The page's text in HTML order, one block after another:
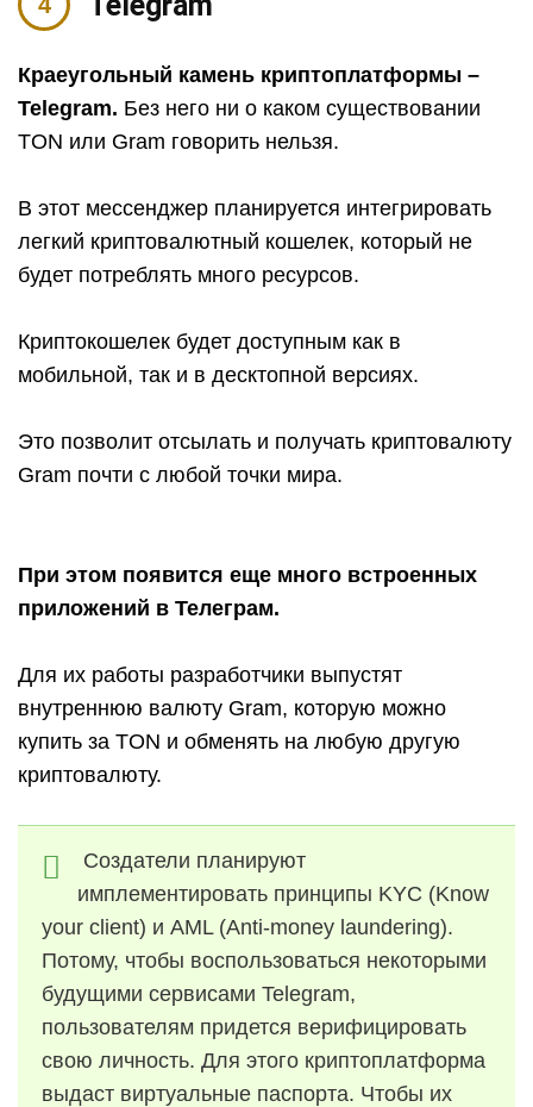
Краеугольный камень криптоплатформы –
Telegram. Без него ни о каком существовании
TON или Gram говорить нельзя.
В этот мессенджер планируется интегрировать
легкий криптовалютный кошелек, который не
будет потреблять много ресурсов.
Криптокошелек будет доступным как в
мобильной, так и в десктопной версиях.
Это позволит отсылать и получать криптовалюту
Gram почти с любой точки мира.
При этом появится еще много встроенных
приложений в Телеграм.
Для их работы разработчики выпустят
внутреннюю валюту Gram, которую можно
купить за TON и обменять на любую другую
криптовалюту.
Создатели планируют
имплементировать принципы KYC (Know
your client) и AML (Anti-money laundering).
Потому, чтобы воспользоваться некоторыми
будущими сервисами Telegram,
пользователям придется верифицировать
свою личность. Для этого криптоплатформа
выдаст виртуальные паспорта. Чтобы их